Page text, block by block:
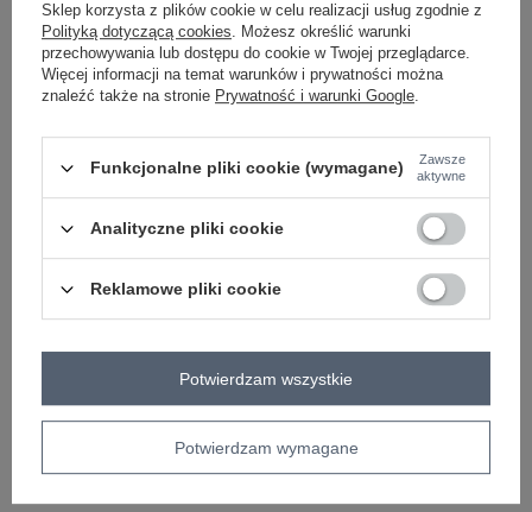
Masz pytanie? Chętnie pomożemy.
Zadzwoń+48 601 547 740 Zadaj pytanie
ITALY MODA
dominujący
wysokość w
średni/regularny
dominujący
z paskiem
Sklep korzysta z plików cookie w celu realizacji usług zgodnie z
Polityką dotyczącą cookies. Możesz określić warunki
przechowywania lub dostępu do cookie w Twojej przeglądarce.
Więcej informacji na temat warunków i prywatności można
znaleźć także na stronie Prywatność i warunki Google.
Funkcjonalne pliki cookie (wymagane)
Zawsze
aktywne
Analityczne pliki cookie
Reklamowe pliki cookie
Potwierdzam wymagane
Potwierdzam wszystkie